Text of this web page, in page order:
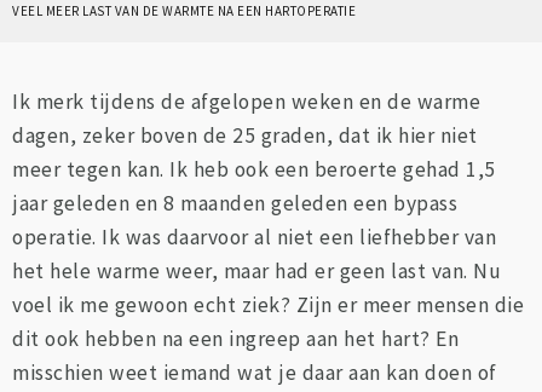
VEEL MEER LAST VAN DE WARMTE NA EEN HARTOPERATIE
Ik merk tijdens de afgelopen weken en de warme
dagen, zeker boven de 25 graden, dat ik hier niet
meer tegen kan. Ik heb ook een beroerte gehad 1,5
jaar geleden en 8 maanden geleden een bypass
operatie. Ik was daarvoor al niet een liefhebber van
het hele warme weer, maar had er geen last van. Nu
voel ik me gewoon echt ziek? Zijn er meer mensen die
dit ook hebben na een ingreep aan het hart? En
misschien weet iemand wat je daar aan kan doen of